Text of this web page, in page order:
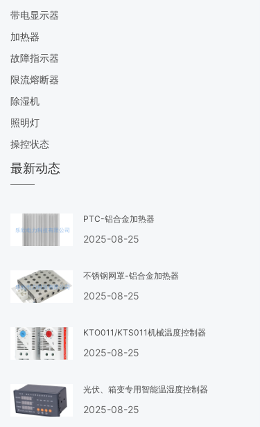
带电显示器
加热器
故障指示器
限流熔断器
除湿机
照明灯
操控状态
最新动态
PTC-铝合金加热器
2025-08-25
不锈钢网罩-铝合金加热器
2025-08-25
KTO011/KTS011机械温度控制器
2025-08-25
光伏、箱变专用智能温湿度控制器
2025-08-25